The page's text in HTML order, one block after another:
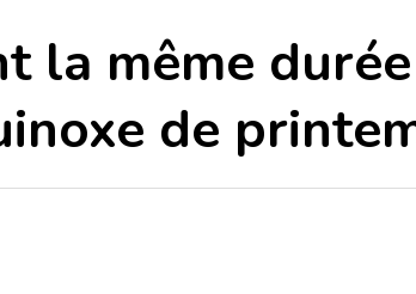
la même
de